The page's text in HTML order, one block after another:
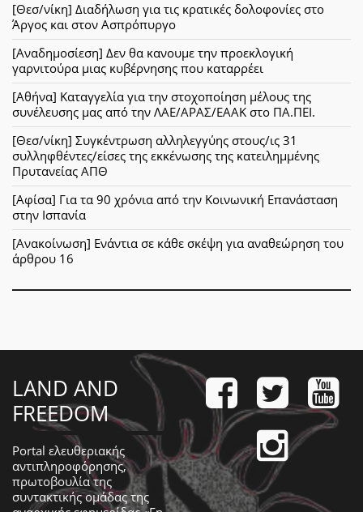
[Θεσ/νίκη] Διαδήλωση για τις κρατικές δολοφονίες στο
Άργος και στον Ασπρόπυργο
[Αναδημοσίεση] Δεν θα κανουμε την προεκλογική
γαρνιτούρα μιας κυβέρνησης που καταρρέει
[Αθήνα] Καταγγελία για την στοχοποίηση μέλους της
συνέλευσης μας από την ΛΑΕ/ΑΡΑΣ/ΕΑΑΚ στο ΠΑ.ΠΕΙ.
[Θεσ/νίκη] Συγκέντρωση αλληλεγγύης στους/ις 31
συλληφθέντες/είσες της εκκένωσης της κατειλημμένης
Πρυτανείας ΑΠΘ
[Αφίσα] Για τα 90 χρόνια από την Κοινωνική Επανάσταση
στην Ισπανία
[Ανακοίνωση] Ενάντια σε κάθε σκέψη για αναθεώρηση του
άρθρου 16
LAND AND
FREEDOM
Portal ελευθεριακής
αντιπληροφόρησης,
πρωτοβουλία της
συντακτικής ομάδας της